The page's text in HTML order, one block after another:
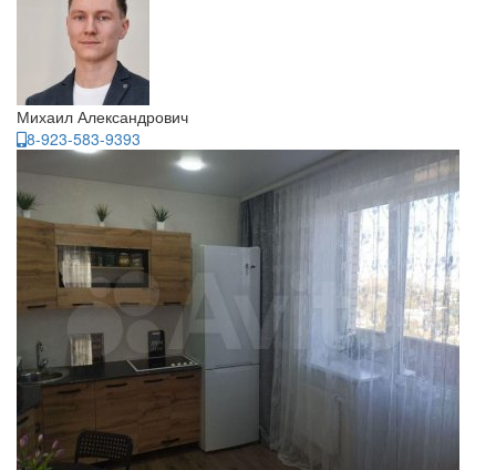
Михаил Александрович
8-923-583-9393